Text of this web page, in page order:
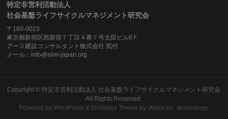
特定非営利活動法人
社会基盤ライフサイクルマネジメント研究会
〒160-0023
東京都新宿区西新宿７丁目４番７号太田ビル6Ｆ
アース建設コンサルタント株式会社 気付
メール：info@slim-japan.org
Copyright ©特定非営利活動法人 社会基盤ライフサイクルマネジメント研究会
All Rights Reserved.
Powered byWordPress & BizVektor Theme byVektor,Inc. technology.